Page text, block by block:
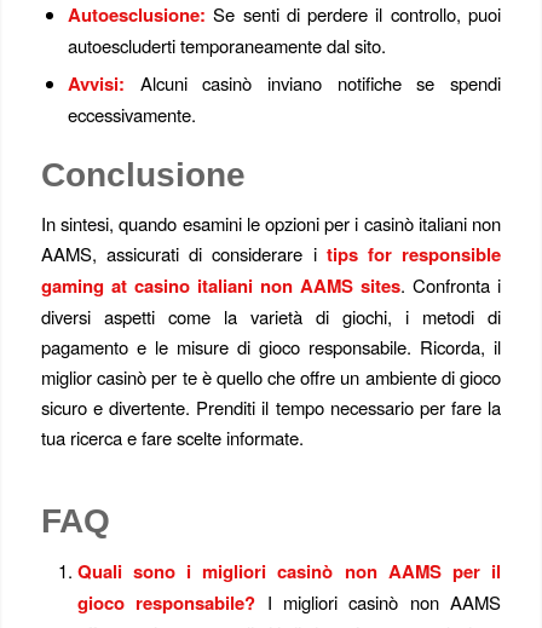
Autoesclusione: Se senti di perdere il controllo, puoi
autoescluderti temporaneamente dal sito.
Avvisi: Alcuni casinò inviano notifiche se spendi
eccessivamente.
Conclusione
In sintesi, quando esamini le opzioni per i casinò italiani non
AAMS, assicurati di considerare i tips for responsible
gaming at casino italiani non AAMS sites. Confronta i
diversi aspetti come la varietà di giochi, i metodi di
pagamento e le misure di gioco responsabile. Ricorda, il
miglior casinò per te è quello che offre un ambiente di gioco
sicuro e divertente. Prenditi il tempo necessario per fare la
tua ricerca e fare scelte informate.
FAQ
Quali sono i migliori casinò non AAMS per il
gioco responsabile? I migliori casinò non AAMS